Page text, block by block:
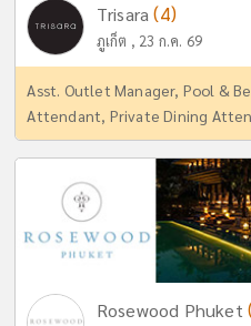
Trisara(4)
ภูเก็ต , 23 ก.ค. 69
Asst. Outlet Manager, Pool &
Attendant, Private Dining
Rosewood Phuket